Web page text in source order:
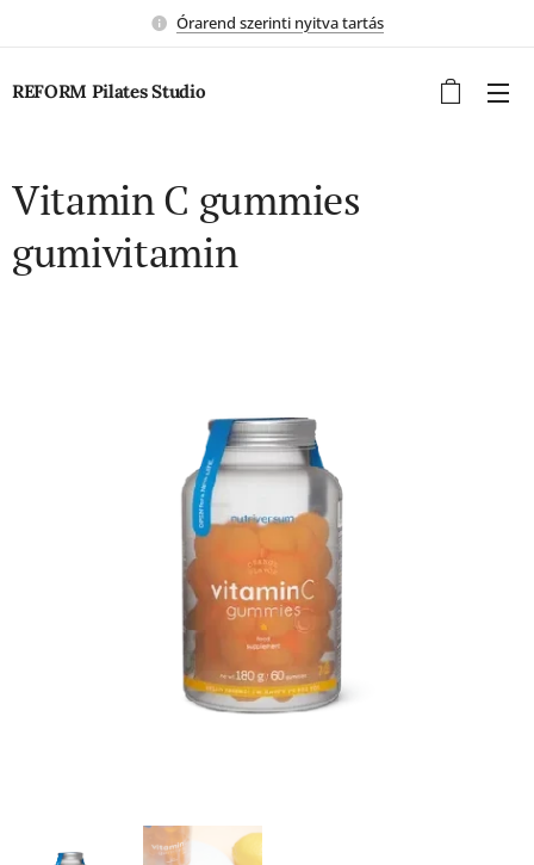
Órarend szerinti nyitva tartás
REFORM Pilates Studio
Vitamin C gummies
gumivitamin